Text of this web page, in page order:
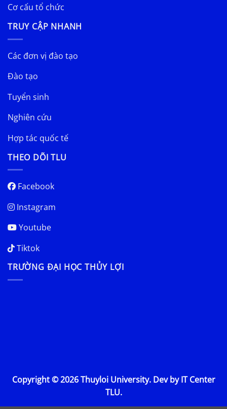
Cơ cấu tổ chức
TRUY CẬP NHANH
Các đơn vị đào tạo
Đào tạo
Tuyển sinh
Nghiên cứu
Hợp tác quốc tế
THEO DÕI TLU
Facebook
Instagram
Youtube
Tiktok
TRƯỜNG ĐẠI HỌC THỦY LỢI
Copyright © 2026 Thuyloi University. Dev by IT Center
TLU.